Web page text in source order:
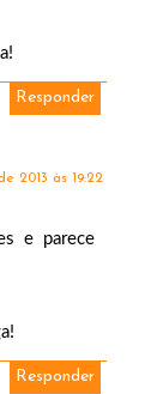
Responder
2013 às 19:22
e parece
Responder